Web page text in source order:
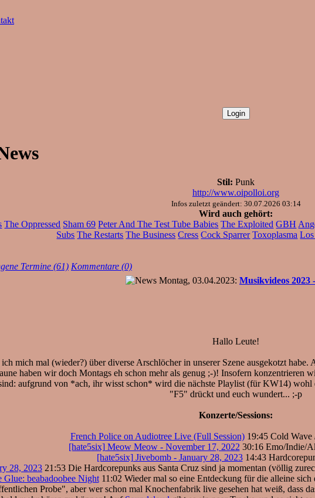
Stil: Punk
http://www.oipolloi.org
Infos zuletzt geändert: 30.07.2026 03:14
Wird auch gehört:
The Oppressed Sham 69 Peter And The Test Tube Babies The Exploited GBH
Subs The Restarts The Business Cress Cock Sparrer Toxoplasma
Termine (61) Kommentare (0)
Montag, 03.04.2023: Musikvideos 2023
Hallo Leute!
mich mal (wieder?) über diverse Arschlöcher in unserer Szene ausgekotzt
haben wir doch Montags eh schon mehr als genug ;-)! Insofern konzentrieren
aufgrund von *ach, ihr wisst schon* wird die nächste Playlist (für KW14) wohl
"F5" drückt und euch wundert... ;-p
Konzerte/Sessions:
French Police on Audiotree Live (Full Session)19:45 Cold Wave
[hate5six] Meow Meow - November 17, 2022 30:16 Emo/Indie/
[hate5six] Jivebomb - January 28, 202314:43
28, 2023 21:53 Die Hardcorepunks aus Santa Cruz sind ja momentan (völlig
Glue: beabadoobee Night11:02 Wieder mal so eine Entdeckung für die alleine
Probe", aber wer schon mal Knochenfabrik live gesehen hat weiß, dass